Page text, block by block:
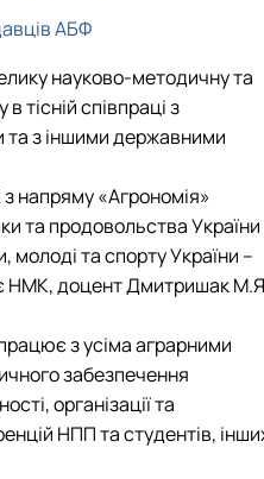
ОС "Бакалавр"
про співпрацю
АБФ
науково-методичну та
тісній співпраці з
та з іншими державними
напряму «Агрономія»
та продовольства України
молоді та спорту України –
НМК, доцент Дмитришак
з усіма аграрними
забезпечення
організації та
НПП та студентів,